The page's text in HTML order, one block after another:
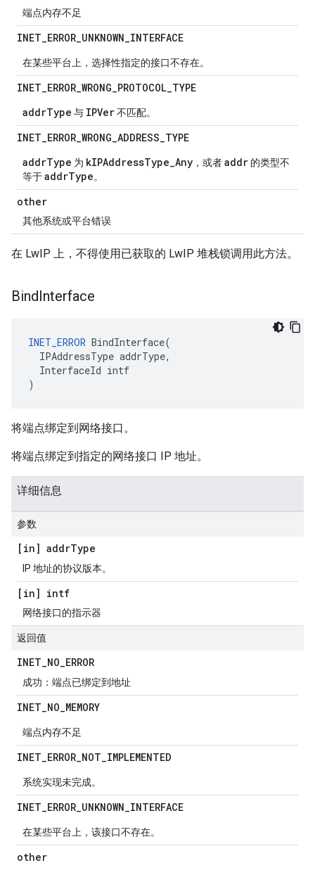
端点内存不足
INET_ERROR_UNKNOWN_INTERFACE
在某些平台上，选择性指定的接口不存在。
INET_ERROR_WRONG_PROTOCOL_TYPE
addrType 与 IPVer不匹配。
INET_ERROR_WRONG_ADDRESS_TYPE
addrType 为 kIPAddressType_Any ，或者addr 的类型不
等于addrType。
other
其他系统或平台错误
在 LwIP 上，不得使用已获取的 LwIP 堆栈锁调用此方法。
BindInterface
INET_ERROR BindInterface(
IPAddressType addrType,
InterfaceId intf
)
将端点绑定到网络接口。
将端点绑定到指定的网络接口 IP 地址。
详细信息
参数
[in] addrType
IP 地址的协议版本。
[in] intf
网络接口的指示器
返回值
INET_NO_ERROR
成功：端点已绑定到地址
INET_NO_MEMORY
端点内存不足
INET_ERROR_NOT_IMPLEMENTED
系统实现未完成。
INET_ERROR_UNKNOWN_INTERFACE
在某些平台上，该接口不存在。
other